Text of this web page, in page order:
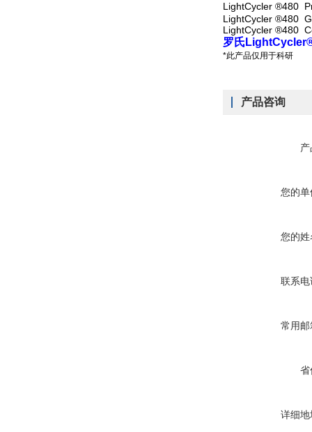
LightCycler
LightCycler
罗氏
*此产品仅用于科研
产品咨询
您的单
您的姓
联系电
常用邮
省
详细地